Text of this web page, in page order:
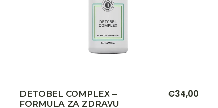
DETOBEL COMPLEX –
FORMULA ZA ZDRAVU
€34,00